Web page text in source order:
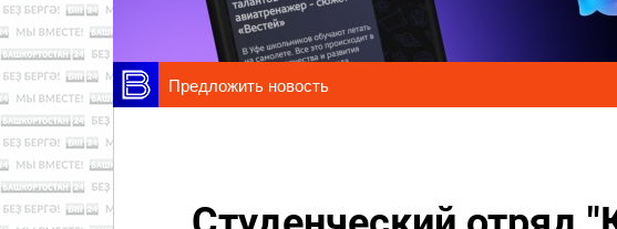
Предложить новость